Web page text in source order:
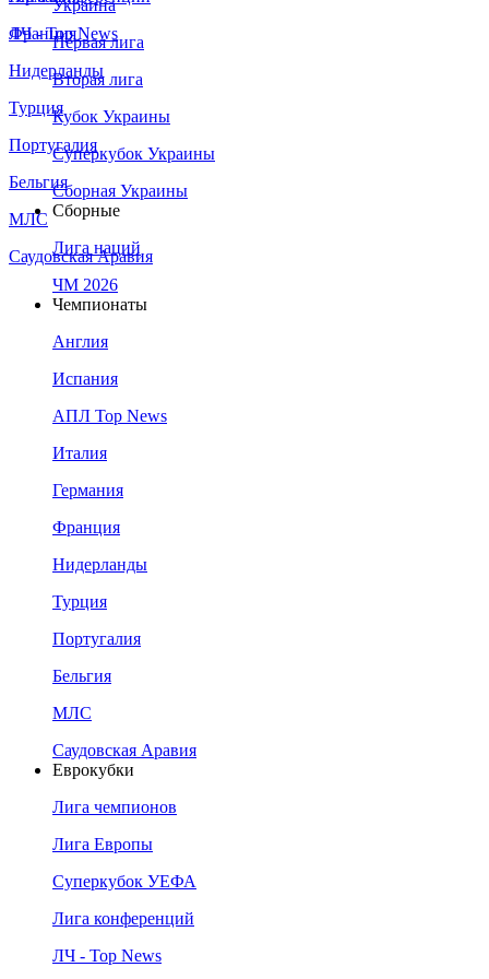
Франция
Нидерланды
Турция
Португалия
Бельгия
МЛС
Саудовская Аравия
ЛЧ - Top News
Украина
Первая лига
Вторая лига
Кубок Украины
Суперкубок Украины
Сборная Украины
Сборные
Лига наций
ЧМ 2026
Чемпионаты
Англия
Испания
АПЛ Top News
Италия
Германия
Франция
Нидерланды
Турция
Португалия
Бельгия
МЛС
Саудовская Аравия
Еврокубки
Лига чемпионов
Лига Европы
Суперкубок УЕФА
Лига конференций
ЛЧ - Top News